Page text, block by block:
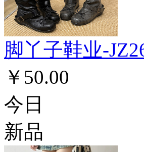
脚丫子鞋业-
￥50.00
今日
新品